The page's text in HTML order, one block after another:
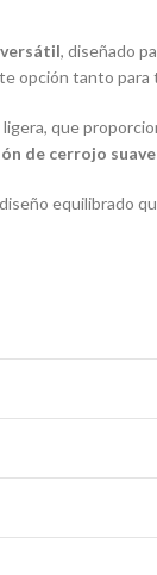
, diseñado
tanto
que
de cerrojo suave
equilibrado